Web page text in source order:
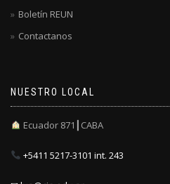
Boletín REUN
Contactanos
NUESTRO LOCAL
Ecuador 871┃CABA
+5411 5217-3101 int. 243